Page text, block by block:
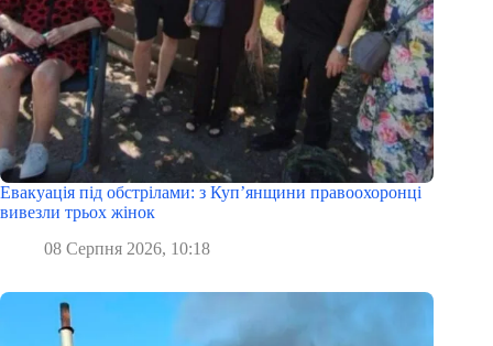
Евакуація під обстрілами: з Куп’янщини правоохоронці
вивезли трьох жінок
08 Серпня 2026, 10:18